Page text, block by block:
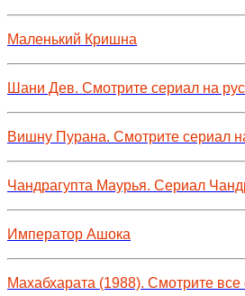
Маленький Кришна
Шани Дев. Смотрите сериал на
Вишну Пурана. Смотрите сериал
Чандрагупта Маурья. Сериал
Император Ашока
Махабхарата (1988). Смотрите